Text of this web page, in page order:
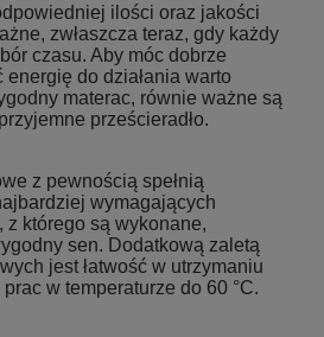
ilości oraz jakości
zwłaszcza teraz, gdy każdy
czasu. Aby móc dobrze
do działania warto
materac, równie ważne są
prześcieradło.
z pewnością spełnią
wymagających
z którego są wykonane,
sen. Dodatkową zaletą
jest łatwość w utrzymaniu
w temperaturze do 60 °C.